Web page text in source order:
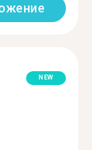
NEW